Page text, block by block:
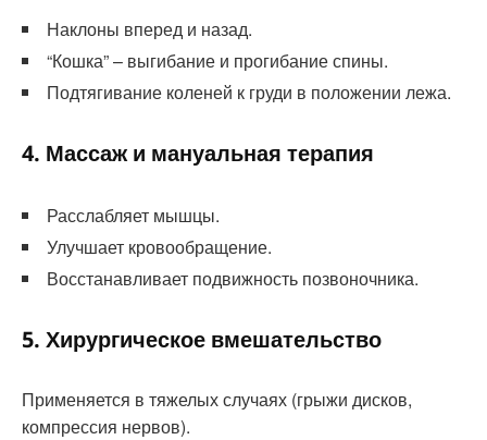
Наклоны вперед и назад.
“Кошка” – выгибание и прогибание спины.
Подтягивание коленей к груди в положении лежа.
4. Массаж и мануальная терапия
Расслабляет мышцы.
Улучшает кровообращение.
Восстанавливает подвижность позвоночника.
5. Хирургическое вмешательство
Применяется в тяжелых случаях (грыжи дисков,
компрессия нервов).